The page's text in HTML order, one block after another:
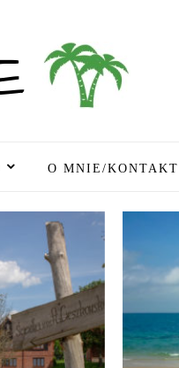
O MNIE/KONTAKT